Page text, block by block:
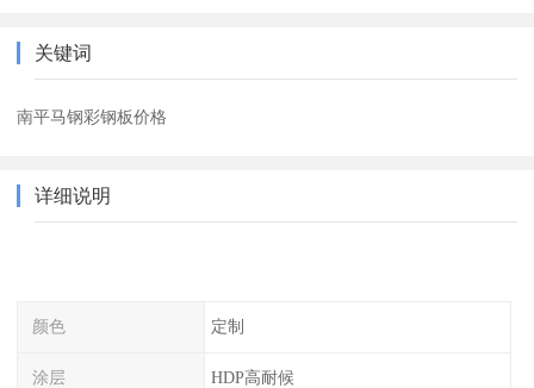
关键词
南平马钢彩钢板价格
详细说明
颜色 定制
涂层 HDP高耐候